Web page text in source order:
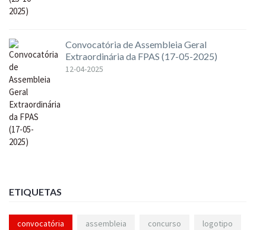
Convocatória de Assembleia Geral
Extraordinária da FPAS (17-05-2025)
12-04-2025
ETIQUETAS
convocatória assembleia concurso logotipo